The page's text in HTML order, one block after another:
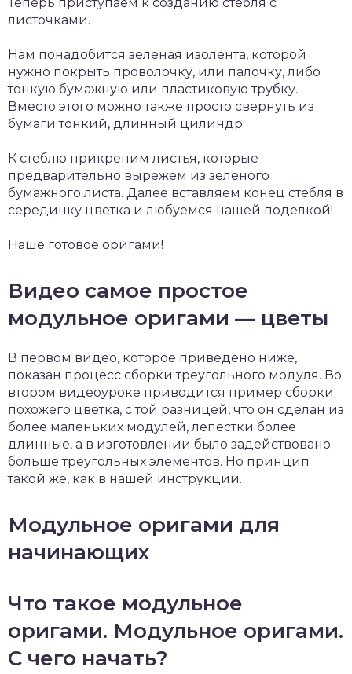
листочками.
Нам понадобится зеленая изолента, которой
нужно покрыть проволочку, или палочку, либо
тонкую бумажную или пластиковую трубку.
Вместо этого можно также просто свернуть из
бумаги тонкий, длинный цилиндр.
К стеблю прикрепим листья, которые
предварительно вырежем из зеленого
бумажного листа. Далее вставляем конец стебля в
серединку цветка и любуемся нашей поделкой!
Наше готовое оригами!
Видео самое простое
модульное оригами — цветы
В первом видео, которое приведено ниже,
показан процесс сборки треугольного модуля. Во
втором видеоуроке приводится пример сборки
похожего цветка, с той разницей, что он сделан из
более маленьких модулей, лепестки более
длинные, а в изготовлении было задействовано
больше треугольных элементов. Но принцип
такой же, как в нашей инструкции.
Модульное оригами для
начинающих
Что такое модульное
оригами. Модульное оригами.
С чего начать?